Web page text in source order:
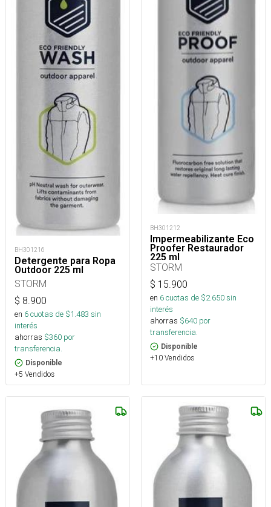
BH301216
Detergente para Ropa
Outdoor 225 ml
STORM
$ 8.900
en 6cuotas de $1.483 sin
interés
ahorras $360 por
transferencia.
Disponible
+5 Vendidos
BH301212
Impermeabilizante Eco
Proofer Restaurador
225 ml
STORM
$ 15.900
en 6cuotas de $2.650sin
interés
ahorras $640 por
transferencia.
Disponible
+10 Vendidos